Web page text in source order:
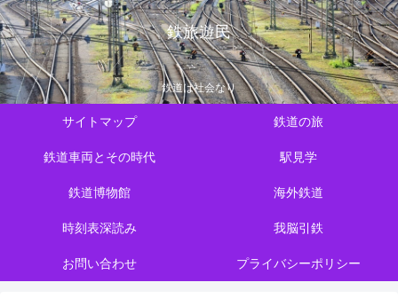
鉄旅遊民
鉄道は社会なり
サイトマップ 鉄道の旅
鉄道車両とその時代 駅見学
鉄道博物館 海外鉄道
時刻表深読み 我脳引鉄
お問い合わせ プライバシーポリシー